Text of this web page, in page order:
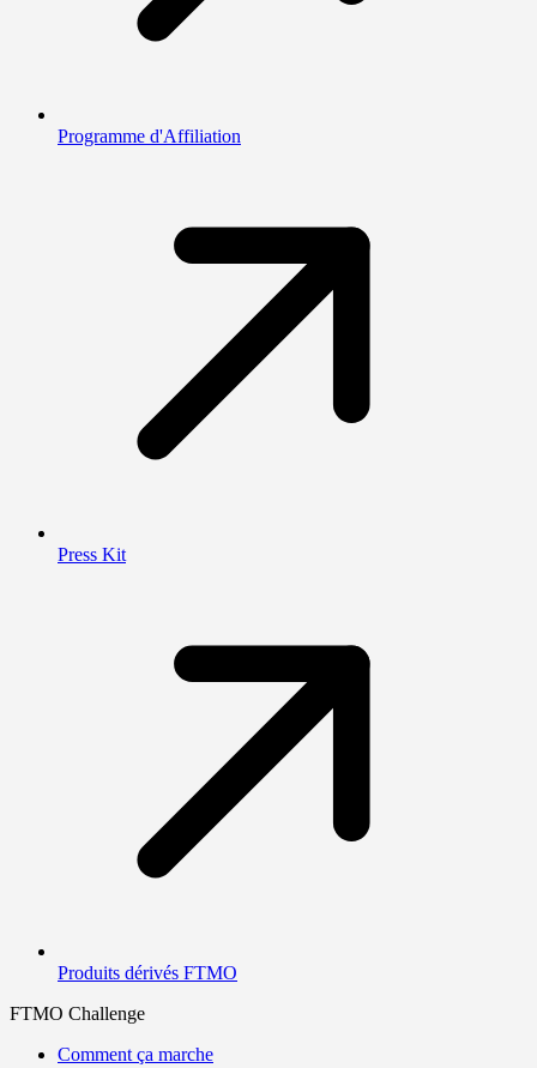
Programme d'Affiliation
Press Kit
Produits dérivés FTMO
FTMO Challenge
Comment ça marche